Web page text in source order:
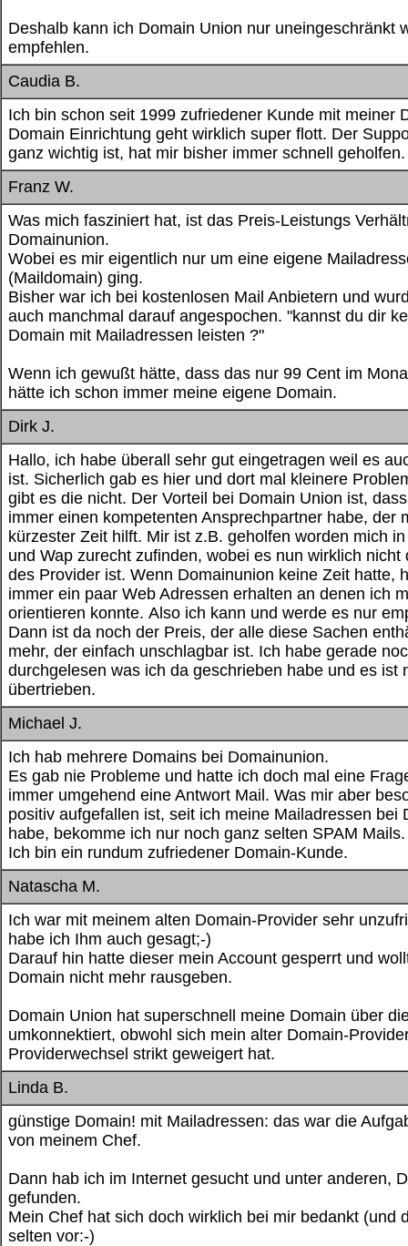
Deshalb kann ich Domain Union nur uneingeschränkt
empfehlen.
Caudia B.
Ich bin schon seit 1999 zufriedener Kunde mit meiner
Domain Einrichtung geht wirklich super flott. Der
ganz wichtig ist, hat mir bisher immer schnell geholfen.
Franz W.
Was mich fasziniert hat, ist das Preis-Leistungs
Domainunion.
Wobei es mir eigentlich nur um eine eigene
(Maildomain) ging.
Bisher war ich bei kostenlosen Mail Anbietern und
auch manchmal darauf angespochen. "kannst du dir
Domain mit Mailadressen leisten ?"
Wenn ich gewußt hätte, dass das nur 99 Cent im
hätte ich schon immer meine eigene Domain.
Dirk J.
Hallo, ich habe überall sehr gut eingetragen weil es
ist. Sicherlich gab es hier und dort mal kleinere
gibt es die nicht. Der Vorteil bei Domain Union ist,
immer einen kompetenten Ansprechpartner habe, der
kürzester Zeit hilft. Mir ist z.B. geholfen worden mich
und Wap zurecht zufinden, wobei es nun wirklich nicht
des Provider ist. Wenn Domainunion keine Zeit hatte,
immer ein paar Web Adressen erhalten an denen ich
orientieren konnte. Also ich kann und werde es nur
Dann ist da noch der Preis, der alle diese Sachen
mehr, der einfach unschlagbar ist. Ich habe gerade
durchgelesen was ich da geschrieben habe und es ist
übertrieben.
Michael J.
Ich hab mehrere Domains bei Domainunion.
Es gab nie Probleme und hatte ich doch mal eine
immer umgehend eine Antwort Mail. Was mir aber
positiv aufgefallen ist, seit ich meine Mailadressen bei
habe, bekomme ich nur noch ganz selten SPAM Mails.
Ich bin ein rundum zufriedener Domain-Kunde.
Natascha M.
Ich war mit meinem alten Domain-Provider sehr
habe ich Ihm auch gesagt;-)
Darauf hin hatte dieser mein Account gesperrt und
Domain nicht mehr rausgeben.
Domain Union hat superschnell meine Domain über
umkonnektiert, obwohl sich mein alter Domain-
Providerwechsel strikt geweigert hat.
Linda B.
günstige Domain! mit Mailadressen: das war die
von meinem Chef.
Dann hab ich im Internet gesucht und unter anderen,
gefunden.
Mein Chef hat sich doch wirklich bei mir bedankt (und
selten vor:-)